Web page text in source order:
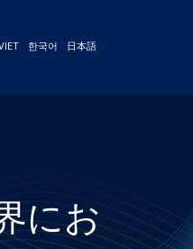
한국어 日本語
にお